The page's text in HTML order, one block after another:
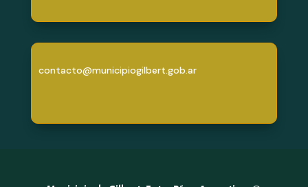
contacto@municipiogilbert.gob.ar